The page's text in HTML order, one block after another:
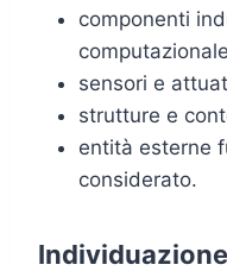
componenti
sensori e
strutture e
entità esterne
considerato.